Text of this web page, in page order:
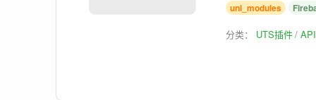
uni_modules
分类： UTS插件